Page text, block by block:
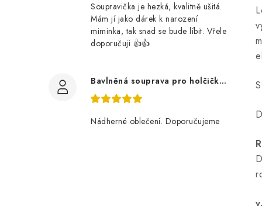
Soupravička je hezká, kvalitně ušitá.
Mám jí jako dárek k narození
miminka, tak snad se bude líbit. Vřele
doporučuji 👍👍
Bavlněná souprava pro holčičku, tmavé květy
Nádherné oblečení. Doporučujeme